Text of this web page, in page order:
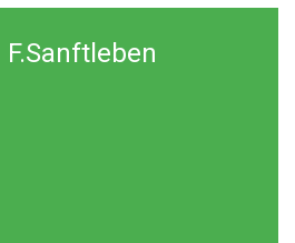
F.sanftleben